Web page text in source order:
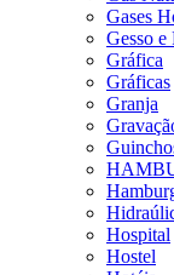
Gases
Gesso e
Gráfica
Gráficas
Granja
Hospital
Hostel